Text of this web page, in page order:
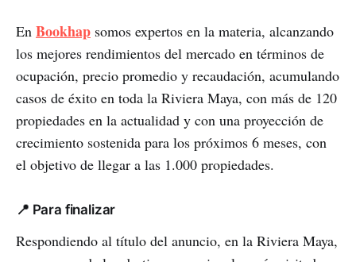
En Bookhap somos expertos en la materia, alcanzando
los mejores rendimientos del mercado en términos de
ocupación, precio promedio y recaudación, acumulando
casos de éxito en toda la Riviera Maya, con más de 120
propiedades en la actualidad y con una proyección de
crecimiento sostenida para los próximos 6 meses, con
el objetivo de llegar a las 1.000 propiedades.
📍 Para finalizar
Respondiendo al título del anuncio, en la Riviera Maya,